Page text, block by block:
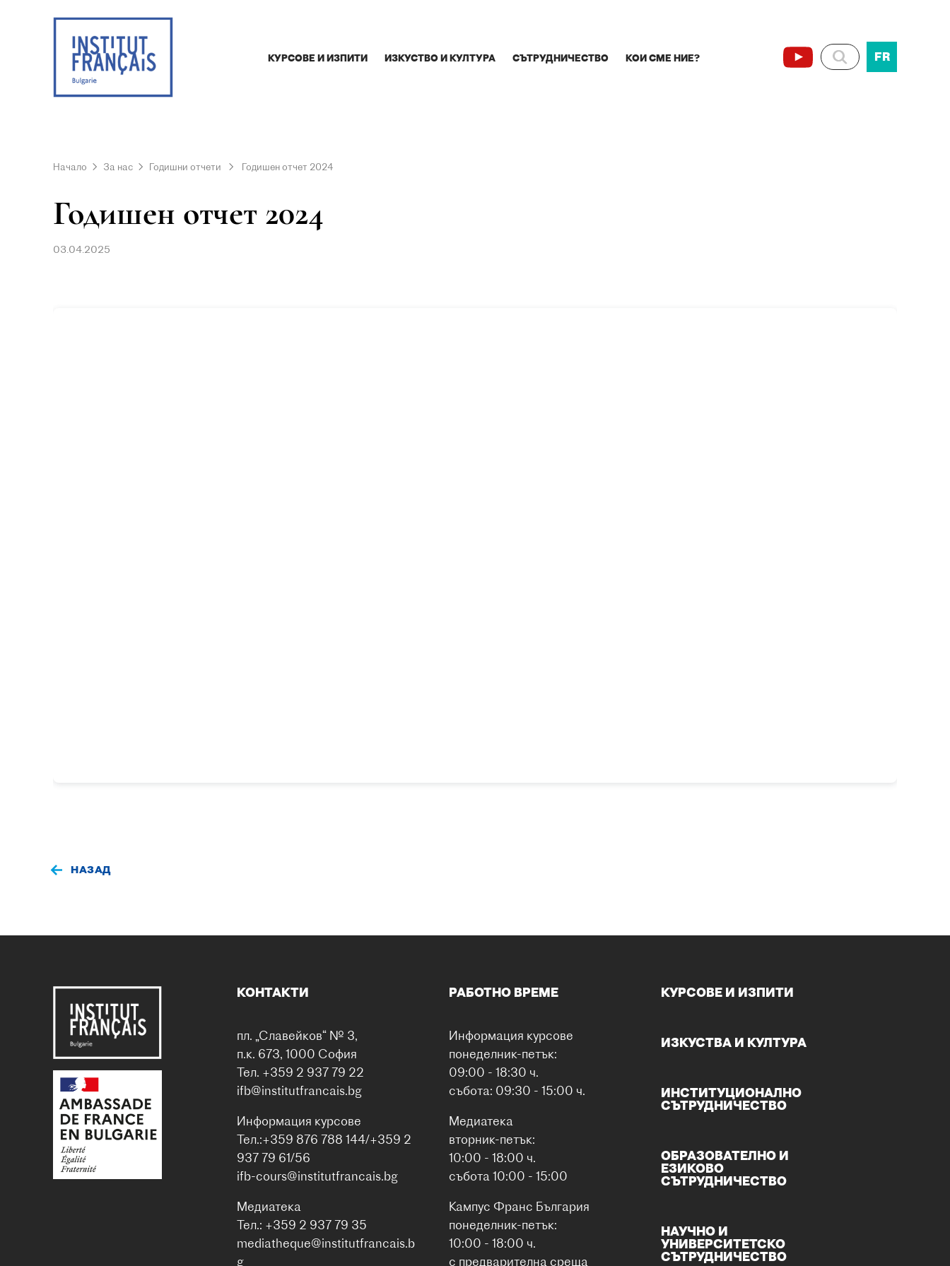
КУРСОВЕ И ИЗПИТИ ИЗКУСТВО И КУЛТУРА СЪТРУДНИЧЕСТВО КОИ СМЕ НИЕ? FR
Начало За нас Годишни отчети Годишен отчет 2024
Годишен отчет 2024
03.04.2025
НАЗАД
КОНТАКТИ
пл. „Славейков“ № 3,
п.к. 673, 1000 София
Тел. +359 2 937 79 22
ifb@institutfrancais.bg
Информация курсове
Тел.:+359 876 788 144/+359 2
937 79 61/56
ifb-cours@institutfrancais.bg
Медиатека
Тел.: +359 2 937 79 35
mediatheque@institutfrancais.b
g
РАБОТНО ВРЕМЕ
Информация курсове
понеделник-петък:
09:00 - 18:30 ч.
събота: 09:30 - 15:00 ч.
Медиатека
вторник-петък:
10:00 - 18:00 ч.
събота 10:00 - 15:00
Кампус Франс България
понеделник-петък:
10:00 - 18:00 ч.
с предварителна среща
КУРСОВЕ И ИЗПИТИ
ИЗКУСТВА И КУЛТУРА
ИНСТИТУЦИОНАЛНО
СЪТРУДНИЧЕСТВО
ОБРАЗОВАТЕЛНО И
ЕЗИКОВО
СЪТРУДНИЧЕСТВО
НАУЧНО И
УНИВЕРСИТЕТСКО
СЪТРУДНИЧЕСТВО